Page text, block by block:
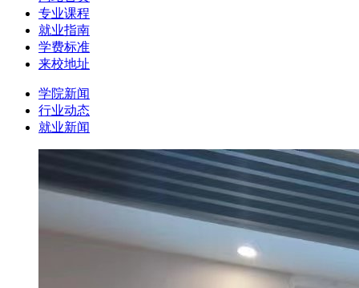
专业课程
就业指南
学费标准
来校地址
学院新闻
行业动态
就业新闻